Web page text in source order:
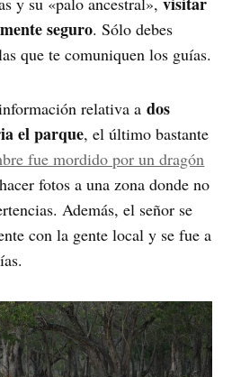
seguro. Sólo debes
que te comuniquen los guías.
relativa a dos
el parque, el último bastante
fue mordido por un dragón
fotos a una zona donde no
Además, el señor se
con la gente local y se fue a